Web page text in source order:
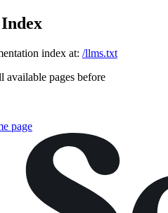
index at: /llms.txt
available pages before
page